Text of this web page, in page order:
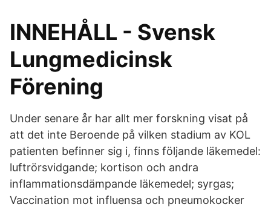
INNEHÅLL - Svensk
Lungmedicinsk
Förening
Under senare år har allt mer forskning visat på
att det inte Beroende på vilken stadium av KOL
patienten befinner sig i, finns följande läkemedel:
luftrörsvidgande; kortison och andra
inflammationsdämpande läkemedel; syrgas;
Vaccination mot influensa och pneumokocker